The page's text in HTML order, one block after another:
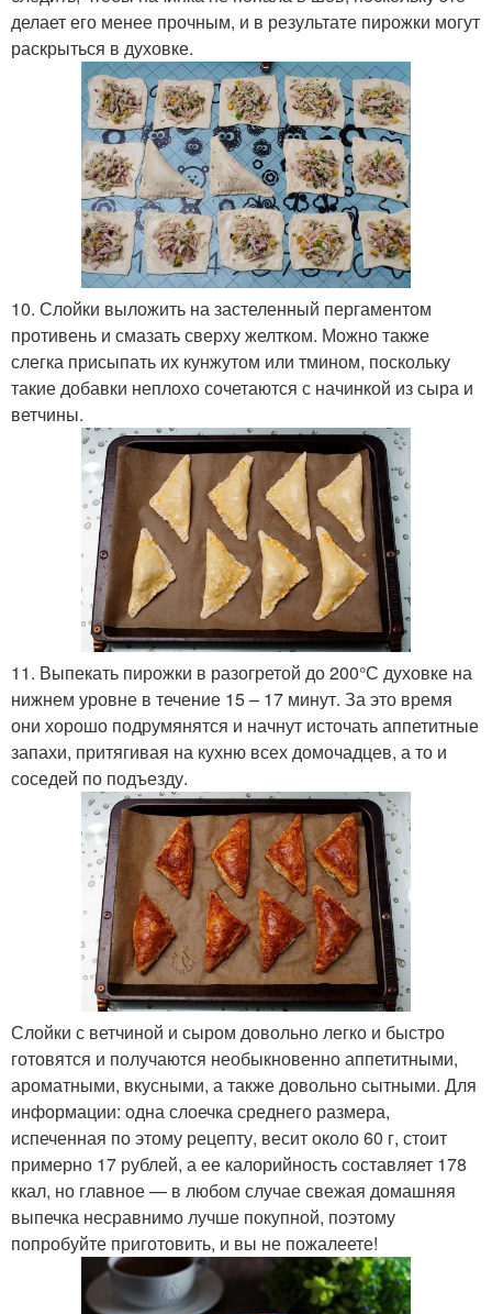
делает его менее прочным, и в результате пирожки могут
раскрыться в духовке.
10. Слойки выложить на застеленный пергаментом
противень и смазать сверху желтком. Можно также
слегка присыпать их кунжутом или тмином, поскольку
такие добавки неплохо сочетаются с начинкой из сыра и
ветчины.
11. Выпекать пирожки в разогретой до 200°С духовке на
нижнем уровне в течение 15 – 17 минут. За это время
они хорошо подрумянятся и начнут источать аппетитные
запахи, притягивая на кухню всех домочадцев, а то и
соседей по подъезду.
Слойки с ветчиной и сыром довольно легко и быстро
готовятся и получаются необыкновенно аппетитными,
ароматными, вкусными, а также довольно сытными. Для
информации: одна слоечка среднего размера,
испеченная по этому рецепту, весит около 60 г, стоит
примерно 17 рублей, а ее калорийность составляет 178
ккал, но главное — в любом случае свежая домашняя
выпечка несравнимо лучше покупной, поэтому
попробуйте приготовить, и вы не пожалеете!